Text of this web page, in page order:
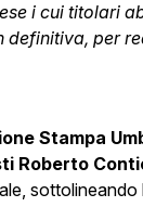
i cui titolari
definitiva, per
Stampa
Roberto
sottolineando